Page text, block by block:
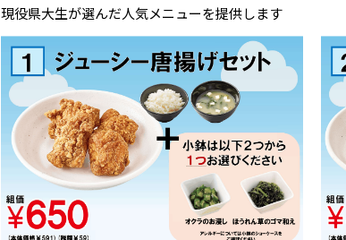
現役県大生が選んだ人気メニューを提供します